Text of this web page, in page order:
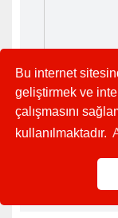
Bu internet
geliştirmek ve
çalışmasını
kullanılmaktadır.